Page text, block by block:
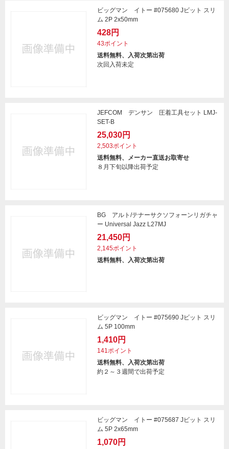
ビッグマン イトー #075680 Jビット スリ
ム 2P 2x50mm
428円
43ポイント
送料無料、入荷次第出荷
次回入荷未定
JEFCOM デンサン 圧着工具セット LMJ-
SET-B
25,030円
2,503ポイント
送料無料、メーカー直送お取寄せ
８月下旬以降出荷予定
BG アルト/テナーサクソフォーンリガチャ
ー Universal Jazz L27MJ
21,450円
2,145ポイント
送料無料、入荷次第出荷
ビッグマン イトー #075690 Jビット スリ
ム 5P 100mm
1,410円
141ポイント
送料無料、入荷次第出荷
約２～３週間で出荷予定
ビッグマン イトー #075687 Jビット スリ
ム 5P 2x65mm
1,070円